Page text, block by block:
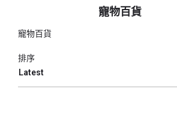
寵物百貨
寵物百貨
Latest
排序